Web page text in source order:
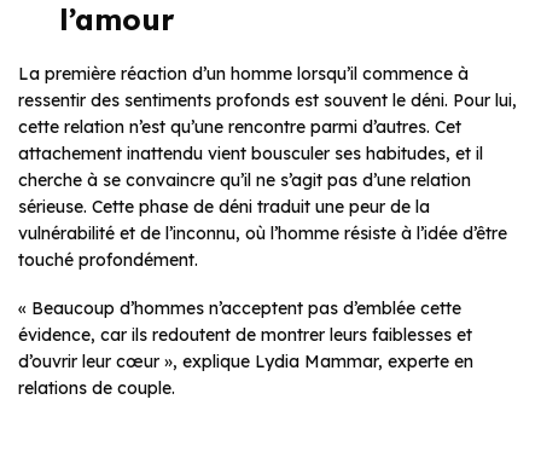
l’amour
La première réaction d’un homme lorsqu’il commence à
ressentir des sentiments profonds est souvent le déni. Pour lui,
cette relation n’est qu’une rencontre parmi d’autres. Cet
attachement inattendu vient bousculer ses habitudes, et il
cherche à se convaincre qu’il ne s’agit pas d’une relation
sérieuse. Cette phase de déni traduit une peur de la
vulnérabilité et de l’inconnu, où l’homme résiste à l’idée d’être
touché profondément.
« Beaucoup d’hommes n’acceptent pas d’emblée cette
évidence, car ils redoutent de montrer leurs faiblesses et
d’ouvrir leur cœur », explique Lydia Mammar, experte en
relations de couple.